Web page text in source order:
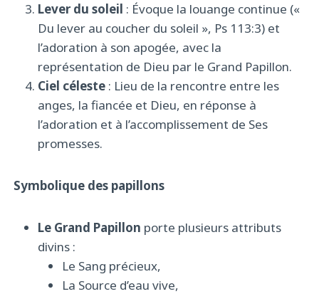
Lever du soleil : Évoque la louange continue («
Du lever au coucher du soleil », Ps 113:3) et
l’adoration à son apogée, avec la
représentation de Dieu par le Grand Papillon.
Ciel céleste : Lieu de la rencontre entre les
anges, la fiancée et Dieu, en réponse à
l’adoration et à l’accomplissement de Ses
promesses.
Symbolique des papillons
Le Grand Papillon porte plusieurs attributs
divins :
Le Sang précieux,
La Source d’eau vive,